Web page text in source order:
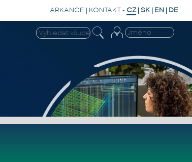
ARKANCE | KONTAKT- CZ |SK | EN | DE